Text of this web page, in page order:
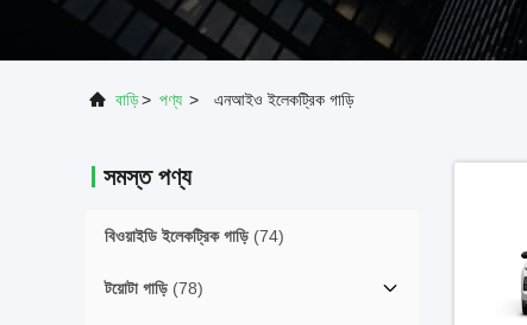
বাড়ি> পণ্য > এনআইও ইলেকট্রিক গাড়ি
সমস্ত পণ্য
বিওয়াইডি ইলেকট্রিক গাড়ি (74)
টয়োটা গাড়ি (78)